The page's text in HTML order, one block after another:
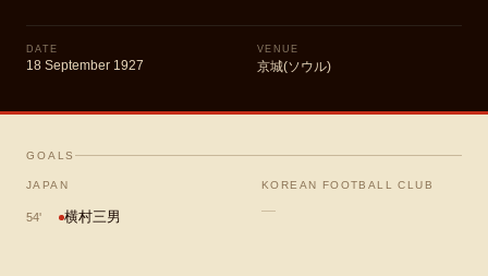
DATE
18 September 1927
VENUE
京城(ソウル)
GOALS
JAPAN
54' 横村三男
KOREAN FOOTBALL CLUB
—